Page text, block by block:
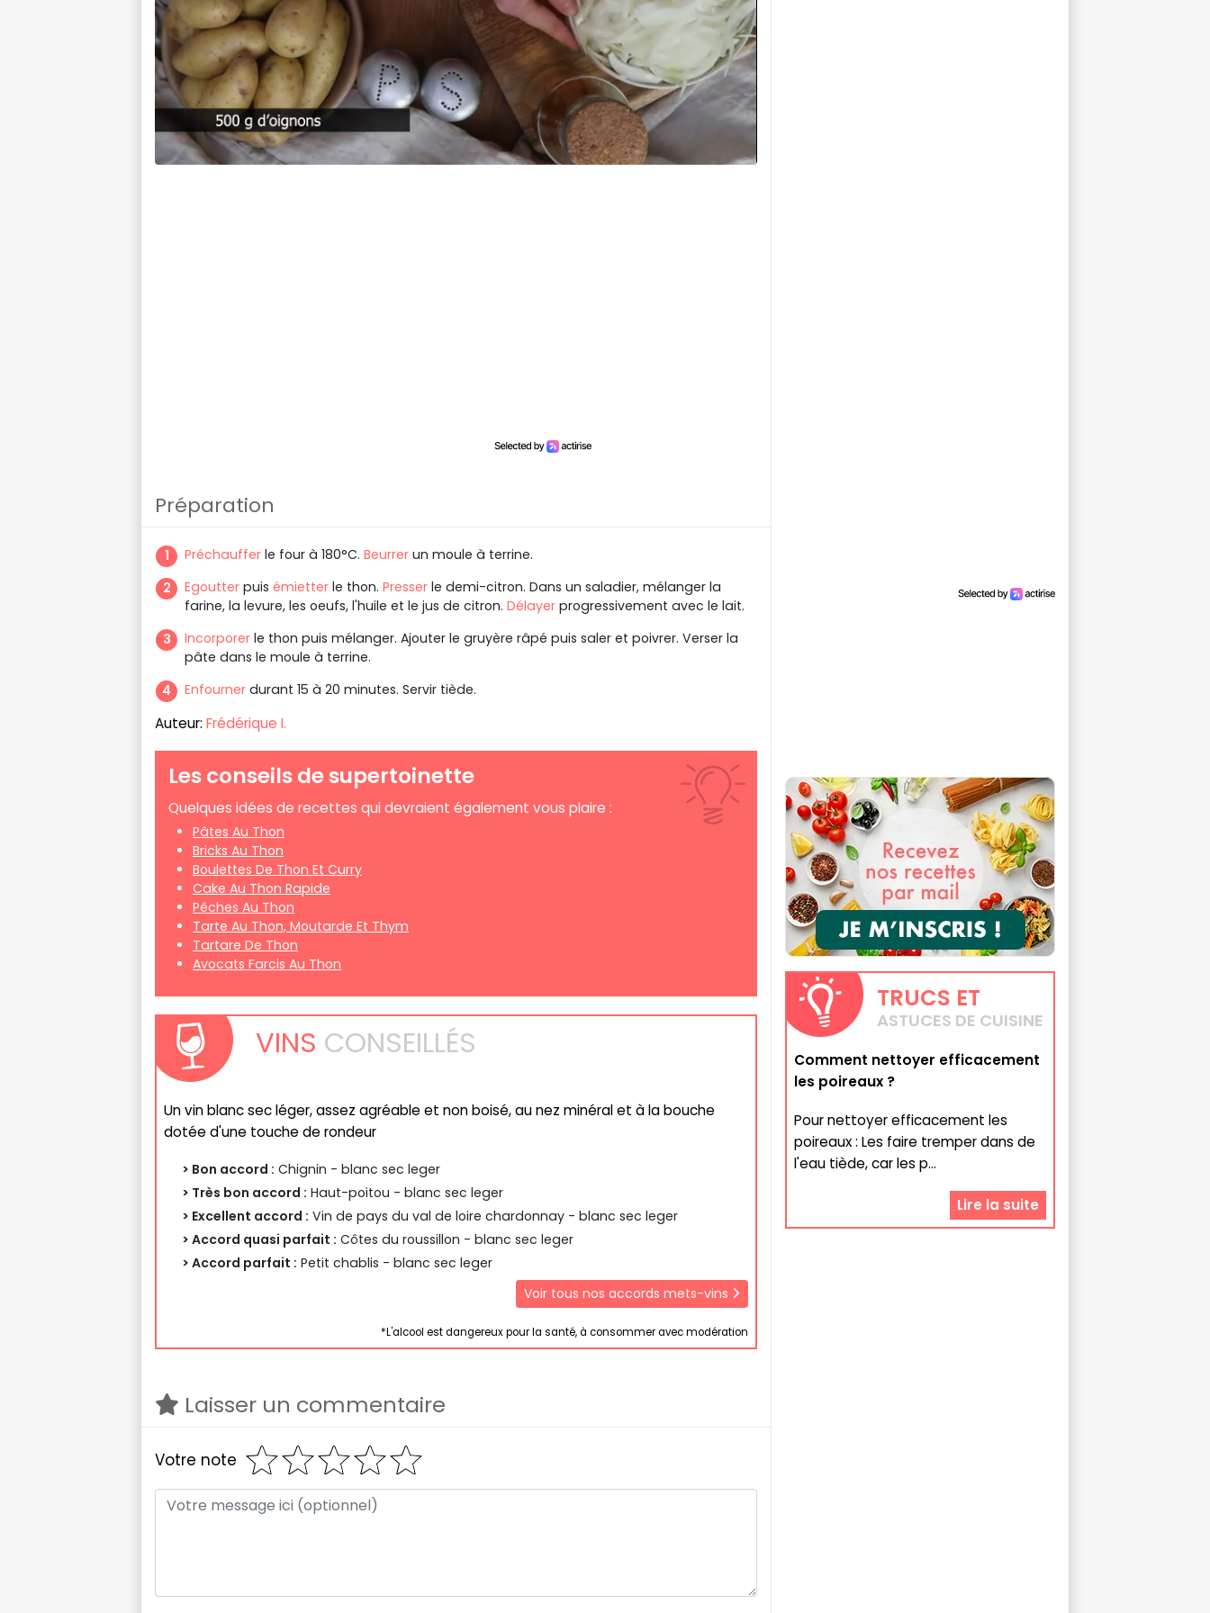
Préparation
Préchauffer le four à 180°C. Beurrer un moule à terrine.
Egoutter puis émietter le thon. Presser le demi-citron. Dans un saladier, mélanger la
farine, la levure, les oeufs, l'huile et le jus de citron. Délayer progressivement avec le lait.
Incorporer le thon puis mélanger. Ajouter le gruyère râpé puis saler et poivrer. Verser la
pâte dans le moule à terrine.
Enfourner durant 15 à 20 minutes. Servir tiède.
Auteur: Frédérique I.
Les conseils de supertoinette
Quelques idées de recettes qui devraient également vous plaire :
Pâtes Au Thon
Bricks Au Thon
Boulettes De Thon Et Curry
Cake Au Thon Rapide
Pêches Au Thon
Tarte Au Thon, Moutarde Et Thym
Tartare De Thon
Avocats Farcis Au Thon
VINS CONSEILLÉS
Un vin blanc sec léger, assez agréable et non boisé, au nez minéral et à la bouche
dotée d'une touche de rondeur
> Bon accord : Chignin - blanc sec leger
> Très bon accord : Haut-poitou - blanc sec leger
> Excellent accord : Vin de pays du val de loire chardonnay - blanc sec leger
> Accord quasi parfait : Côtes du roussillon - blanc sec leger
> Accord parfait : Petit chablis - blanc sec leger
Voir tous nos accords mets-vins
*L'alcool est dangereux pour la santé, à consommer avec modération
Laisser un commentaire
Votre note
TRUCS ET
ASTUCES DE CUISINE
Comment nettoyer efficacement
les poireaux ?
Pour nettoyer efficacement les
poireaux : Les faire tremper dans de
l'eau tiède, car les p...
Lire la suite